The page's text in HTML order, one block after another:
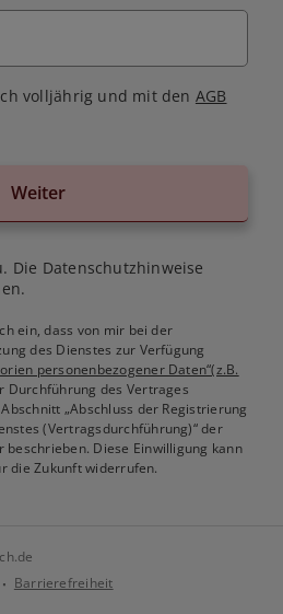
volljährig und mit den AGB
Weiter
Die Datenschutzhinweise
ein, dass von mir bei der
des Dienstes zur Verfügung
personenbezogener Daten“(z.B.
Durchführung des Vertrages
„Abschluss der Registrierung
(Vertragsdurchführung)“ der
beschrieben. Diese Einwilligung kann
die Zukunft widerrufen.
Barrierefreiheit